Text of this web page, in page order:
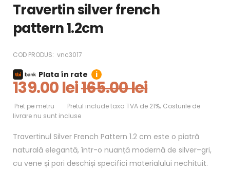
Travertin silver french
pattern 1.2cm
COD PRODUS: vnc3017
Plata în rate i
139.00 lei165.00 lei
Pret pe metru
Pretul include taxa TVA de 21%; Costurile de
livrare nu sunt incluse
Travertinul Silver French Pattern 1.2 cm este o piatră
naturală elegantă, într-o nuanță modernă de silver–gri,
cu vene și pori deschiși specifici materialului nechituit.